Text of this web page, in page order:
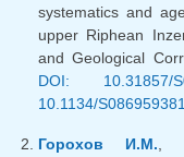
systematics and
upper Riphean
and Geological
DOI: 10.31857/
10.1134/
Горохов И.М.,